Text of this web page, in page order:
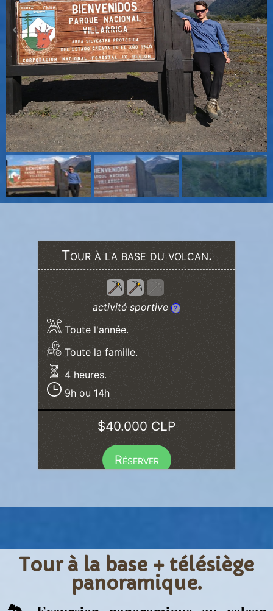
Tour à la base du volcan.
activité sportive ?
Toute l'année.
Toute la famille.
4 heures.
9h ou 14h
$40.000 CLP
Réserver
Tour à la base + télésiège
panoramique.